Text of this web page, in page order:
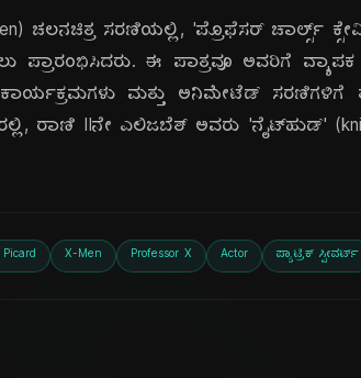
ಚಲನಚಿತ್ರ ಸರಣಿಯಲ್ಲಿ, 'ಪ್ರೊಫೆಸರ್ ಚಾರ್ಲ್ಸ್
ಪ್ರಾರಂಭಿಸಿದರು. ಈ ಪಾತ್ರವೂ ಅವರಿಗೆ
ಮತ್ತು ಅನಿಮೇಟೆಡ್ ಸರಣಿಗಳಿಗೆ
ರಾಣಿ IIನೇ ಎಲಿಜಬೆತ್ ಅವರು 'ನೈಟ್‌ಹುಡ್'
X-Men Professor X Actor ಪ್ಯಾಟ್ರಿಕ್ ಸ್ಟೀವರ್ಟ್